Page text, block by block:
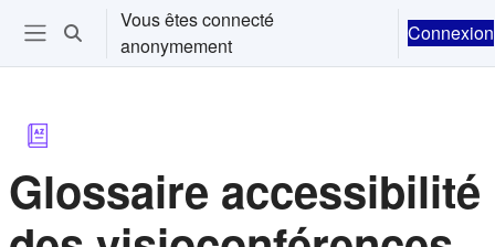
Passer au contenu principal
Ouvrir le menu de navigation
Activer/désactiver la saisie de recherche
Vous êtes connecté
anonymement
Connexion
Glossaire accessibilité